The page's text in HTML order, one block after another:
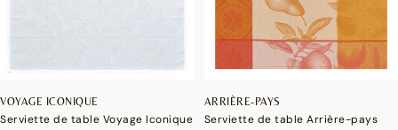
VOYAGE ICONIQUE
Serviette de table Voyage Iconique
ARRIÈRE-PAYS
Serviette de table Arrière-pays